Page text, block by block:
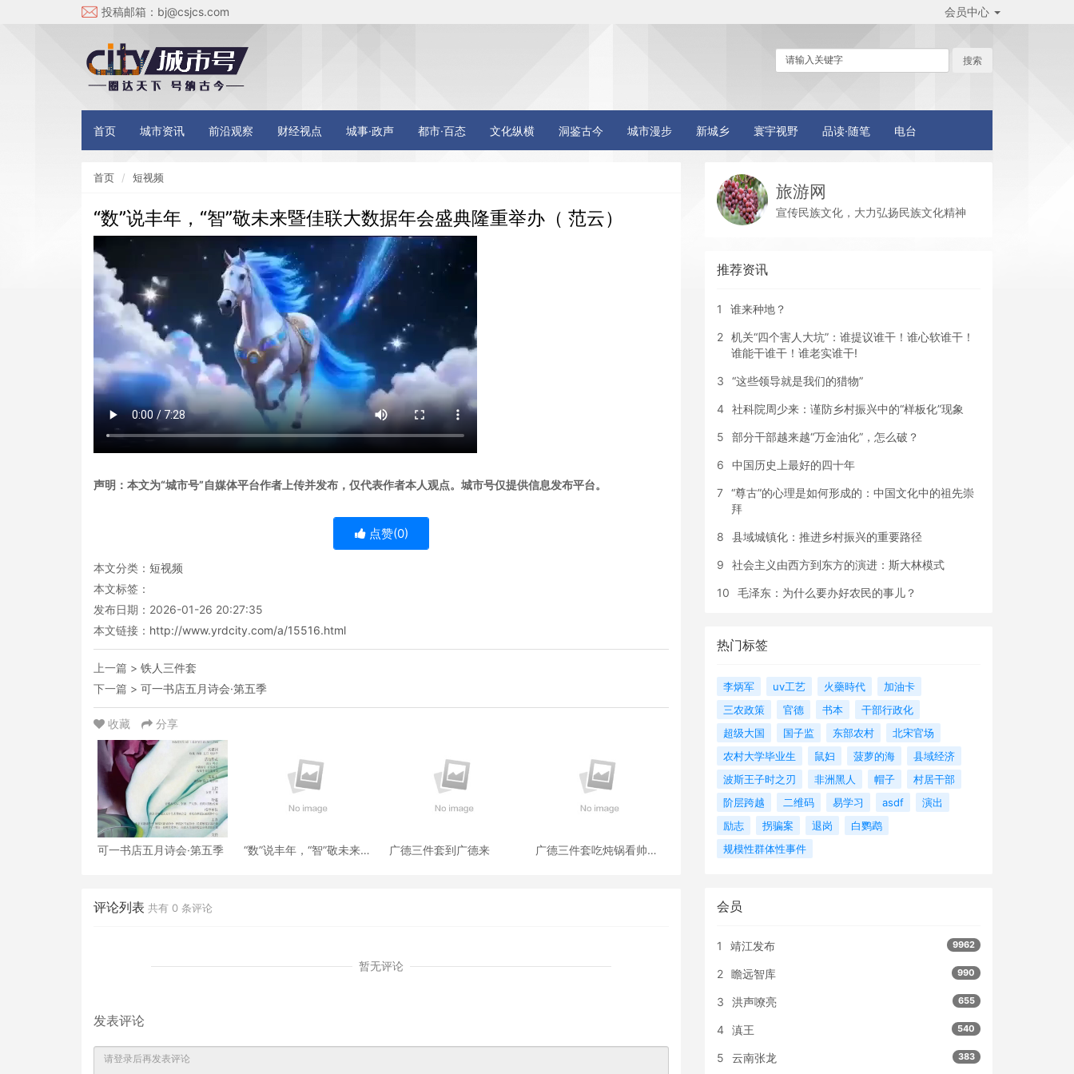
投稿邮箱： bj@csjcs.com 会员中心
首页 城市资讯 前沿观察 财经视点 城事·政声 都市·百态 文化纵横 洞鉴古今 城市漫步 新城乡 寰宇视野 品读·随笔 电台
首页 短视频
“数”说丰年，“智”敬未来暨佳联大数据年会盛典隆重举办（ 范云）
声明：本文为“城市号”自媒体平台作者上传并发布，仅代表作者本人观点。城市号仅提供信息发布平台。
点赞(0)
本文分类： 短视频
本文标签：
发布日期：2026-01-26 20:27:35
本文链接： http://www.yrdcity.com/a/15516.html
上一篇 > 铁人三件套
下一篇 > 可一书店五月诗会·第五季
收藏 分享
可一书店五月诗会·第五季
“数”说丰年，“智”敬未来暨
广德三件套到广德来
广德三件套吃炖锅看帅哥
评论列表 共有 0 条评论
暂无评论
发表评论
旅游网
宣传民族文化，大力弘扬民族文化精神
推荐资讯
1 谁来种地？
2 机关“四个害人大坑”：谁提议谁干！谁心软谁干！
谁能干谁干！谁老实谁干!
3 “这些领导就是我们的猎物”
4 社科院周少来：谨防乡村振兴中的“样板化”现象
5 部分干部越来越“万金油化”，怎么破？
6 中国历史上最好的四十年
7 “尊古”的心理是如何形成的：中国文化中的祖先崇
拜
8 县域城镇化：推进乡村振兴的重要路径
9 社会主义由西方到东方的演进：斯大林模式
10 毛泽东：为什么要办好农民的事儿？
热门标签
李炳军 uv工艺 火藥時代
加油卡
三农政策
官德 书本
干部行政化
超级大国
国子监 东部农村
北宋官场
农村大学毕业生
鼠妇 菠萝的海
县域经济
波斯王子时之刃
非洲黑人 帽子
村居干部
阶层跨越
二维码 易学习 asdf
演出
励志
拐骗案 退岗
白鹦鹉
规模性群体性事件
会员
1 靖江发布 9962
2 瞻远智库 990
3 洪声嘹亮 655
4 滇王 540
5 云南张龙 383